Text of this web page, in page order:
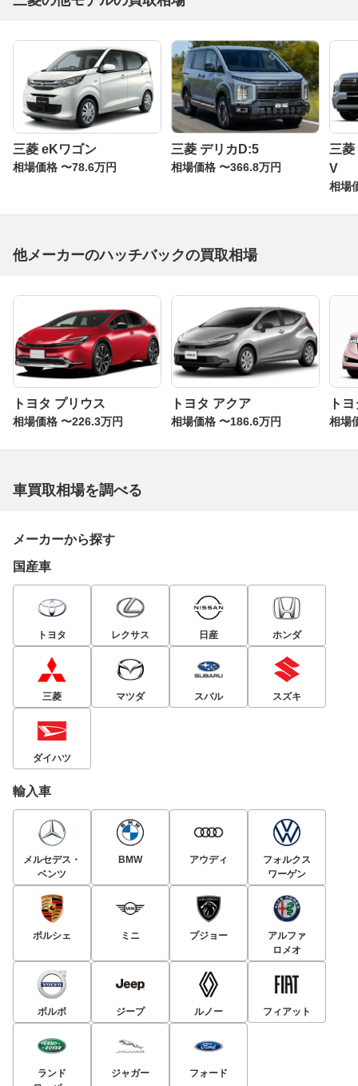
三菱 eKワゴン
相場価格 〜78.6万円
三菱 デリカD:5
相場価格 〜366.8万円
三
V
相場
他メーカーのハッチバックの買取相場
トヨタ プリウス
相場価格 〜226.3万円
トヨタ アクア
相場価格 〜186.6万円
ト
相場
車買取相場を調べる
メーカーから探す
国産車
トヨタ レクサス 日産 ホンダ
三菱 マツダ スバル スズキ
ダイハツ
輸入車
メルセデス・
ベンツ
BMW アウディ
フォルクス
ワーゲン
ポルシェ ミニ プジョー
アルファ
ロメオ
ボルボ ジープ ルノー フィアット
ランド
ジャガー フォード